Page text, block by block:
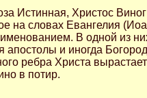
Истинная, Христос
на словах Евангелия
В одной из
апостолы и иногда
ребра Христа
в потир.